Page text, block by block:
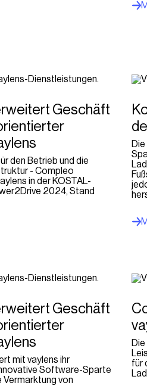
Geschäft
den Betrieb und die
- Compleo
in der KOSTAL-
2024, Stand
Geschäft
mit vaylens ihr
Software-Sparte
Vermarktung von
für